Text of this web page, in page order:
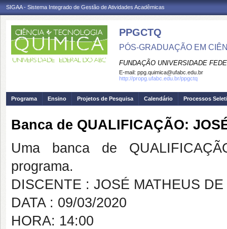
SIGAA - Sistema Integrado de Gestão de Atividades Acadêmicas
PPGCTQ
PÓS-GRADUAÇÃO EM
FUNDAÇÃO UNIVERSIDADE
E-mail: ppg.quimica@ufabc.edu.br
http://propg.ufabc.edu.br/ppgctq
Programa Ensino Projetos de Pesquisa Calendário Processos
Banca de QUALIFICAÇÃO:
Uma banca de
programa.
DISCENTE : JOSÉ MATHEUS
DATA : 09/03/2020
HORA: 14:00